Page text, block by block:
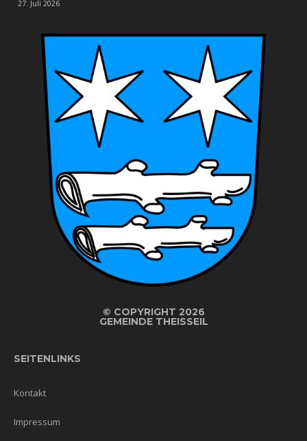
27. Juli 2026
© COPYRIGHT 2026
GEMEINDE THEISSEIL
SEITENLINKS
Kontakt
Impressum